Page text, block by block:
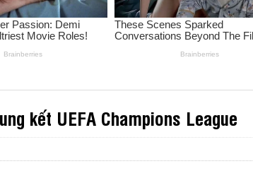
kết UEFA Champions League